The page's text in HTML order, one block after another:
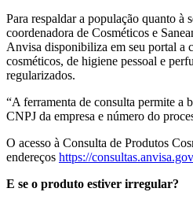
Para respaldar a população quanto à
coordenadora de Cosméticos e
Anvisa disponibiliza em seu portal a
cosméticos, de higiene pessoal e
regularizados.
“A ferramenta de consulta permite a
CNPJ da empresa e número do
O acesso à Consulta de Produtos
endereços https://
E se o produto estiver irregular?